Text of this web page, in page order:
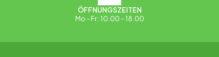
ÖFFNUNGSZEITEN
Mo - Fr: 10.00 - 18.00